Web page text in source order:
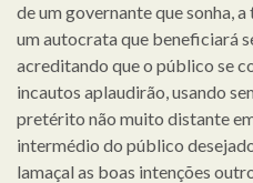
de um governante que sonha,
um autocrata que beneficiará
acreditando que o público se
incautos aplaudirão, usando
pretérito não muito distante
intermédio do público
lamaçal as boas intenções